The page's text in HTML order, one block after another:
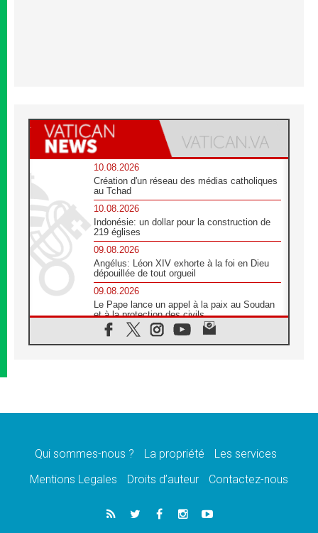
10.08.2026
Création d'un réseau des médias catholiques
au Tchad
10.08.2026
Indonésie: un dollar pour la construction de
219 églises
09.08.2026
Angélus: Léon XIV exhorte à la foi en Dieu
dépouillée de tout orgueil
09.08.2026
Le Pape lance un appel à la paix au Soudan
et à la protection des civils
09.08.2026
Déclaration d'Addis-Abeba du SCEAM sur
08.08.2026
08.08.2026
la victoire de l'amour sur la mort
«Relancer l'empathie», le projet Triennal d'art
des Universités catholiques
Qui sommes-nous ? La propriété
Les services
Mentions Legales
Droits d’auteur Contactez-nous